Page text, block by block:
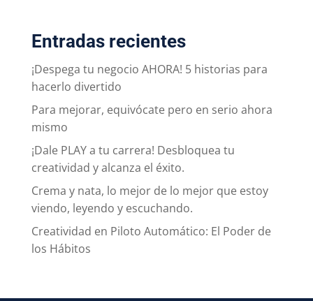
Entradas recientes
¡Despega tu negocio AHORA! 5 historias para
hacerlo divertido
Para mejorar, equivócate pero en serio ahora
mismo
¡Dale PLAY a tu carrera! Desbloquea tu
creatividad y alcanza el éxito.
Crema y nata, lo mejor de lo mejor que estoy
viendo, leyendo y escuchando.
Creatividad en Piloto Automático: El Poder de
los Hábitos